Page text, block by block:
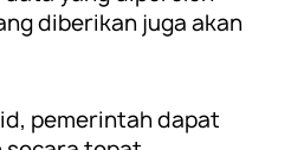
diberikan juga akan
pemerintah dapat